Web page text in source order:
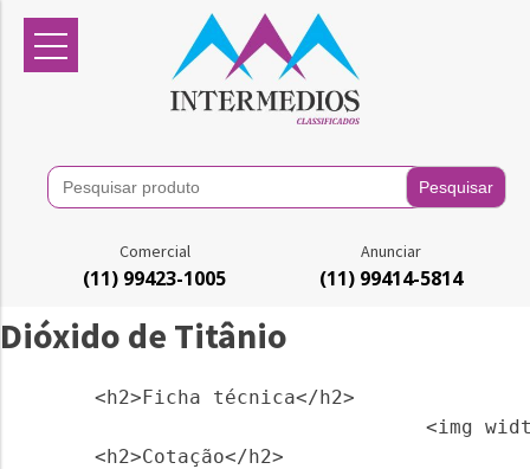
Search
for:
Comercial
(11) 99423-1005
Anunciar
(11) 99414-5814
Dióxido de Titânio
        <h2>Ficha técnica</h2>
<img
        <h2>Cotação</h2>